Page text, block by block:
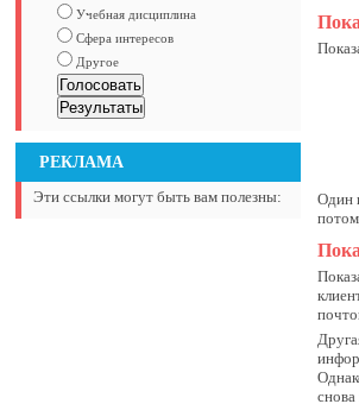
Учебная дисциплина
Сфера интересов
Другое
РЕКЛАМА
Эти ссылки могут быть вам полезны:
Один